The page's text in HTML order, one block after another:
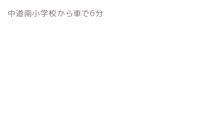
中道南小学校から車で6分